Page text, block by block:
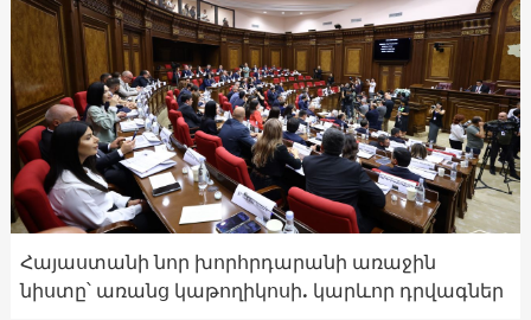
Հայաստանի նոր խորհրդարանի առաջին
նիստը՝ առանց կաթողիկոսի. կարևոր դրվագներ